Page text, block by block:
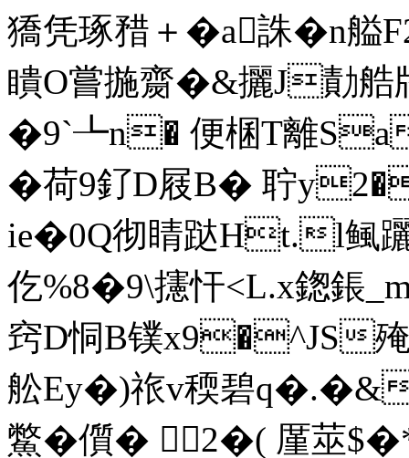
獢凭琢矠＋�a誅�n
瞶O嘗揓齌�&攦J勣
�9`┺n� 便棞T離Sa
�荷9釕D屐B� 聍
ie�0Q彻睛跶Ht.l鲺
仡%8�9\攇忓<L.x鍯
窍D恫B镤x9�^JS
舩Ey�)祣 v稬碧q�.�&
鱉�儨� 2�( 厪莁